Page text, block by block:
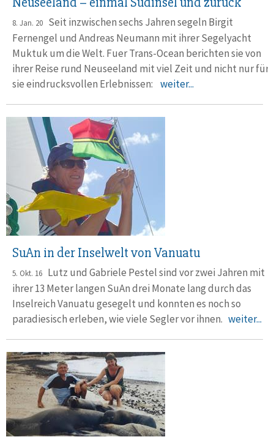
8. Jan. 20 Seit inzwischen sechs Jahren segeln Birgit
Fernengel und Andreas Neumann mit ihrer Segelyacht
Muktuk um die Welt. Fuer Trans-Ocean berichten sie von
ihrer Reise rund Neuseeland mit viel Zeit und nicht nur für
sie eindrucksvollen Erlebnissen: weiter...
SuAn in der Inselwelt von Vanuatu
5. Okt. 16 Lutz und Gabriele Pestel sind vor zwei Jahren mit
ihrer 13 Meter langen SuAn drei Monate lang durch das
Inselreich Vanuatu gesegelt und konnten es noch so
paradiesisch erleben, wie viele Segler vor ihnen. weiter...